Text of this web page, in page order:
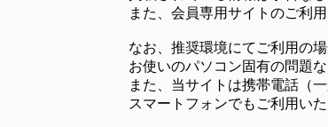
また、会員専用サイトのご利
なお、推奨環境にてご利用の
お使いのパソコン固有の問題
また、当サイトは携帯電話（
スマートフォンでもご利用い